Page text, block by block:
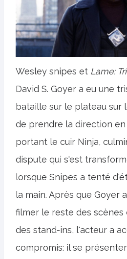
Wesley snipes et Lame:
David S. Goyer a eu une
bataille sur le plateau sur
de prendre la direction
portant le cuir Ninja,
dispute qui s'est
lorsque Snipes a tenté
la main. Après que Goyer
filmer le reste des scènes
des stand-ins, l'acteur a
compromis: il se